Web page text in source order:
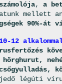
, a
mellett
90%-át
12
légúti